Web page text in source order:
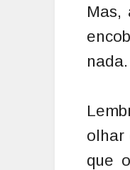
Mas,
nada.
olhar
que